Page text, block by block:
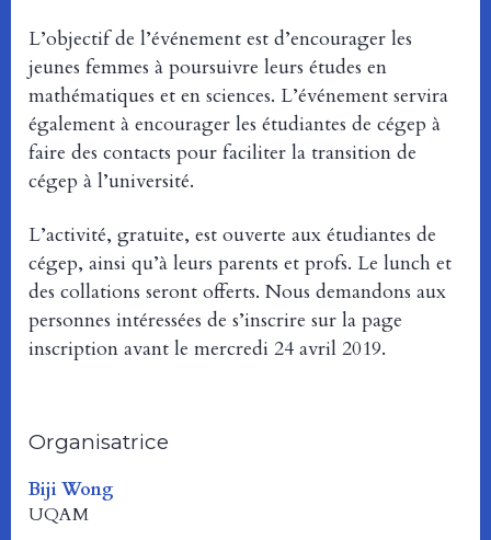
L’objectif de l’événement est d’encourager les
jeunes femmes à poursuivre leurs études en
mathématiques et en sciences. L’événement servira
également à encourager les étudiantes de cégep à
faire des contacts pour faciliter la transition de
cégep à l’université.
L’activité, gratuite, est ouverte aux étudiantes de
cégep, ainsi qu’à leurs parents et profs. Le lunch et
des collations seront offerts. Nous demandons aux
personnes intéressées de s’inscrire sur la page
inscription avant le mercredi 24 avril 2019.
Organisatrice
Biji Wong
UQAM